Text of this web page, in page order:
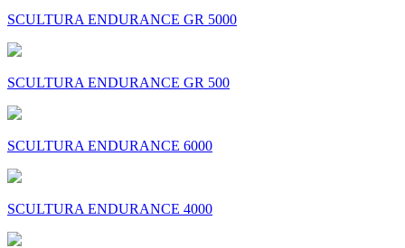
SCULTURA ENDURANCE GR 5000
SCULTURA ENDURANCE GR 500
SCULTURA ENDURANCE 6000
SCULTURA ENDURANCE 4000